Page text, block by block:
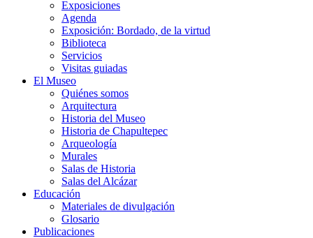
Exposiciones
Agenda
Exposición: Bordado, de la virtud
Biblioteca
Servicios
Visitas guiadas
El Museo
Quiénes somos
Arquitectura
Historia del Museo
Historia de Chapultepec
Arqueología
Murales
Salas de Historia
Salas del Alcázar
Educación
Materiales de divulgación
Glosario
Publicaciones